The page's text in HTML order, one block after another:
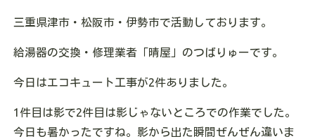
三重県津市・松阪市・伊勢市で活動しております。
給湯器の交換・修理業者「晴屋」のつばりゅーです。
今日はエコキュート工事が2件ありました。
1件目は影で2件目は影じゃないところでの作業でした。
今日も暑かったですね。影から出た瞬間ぜんぜん違いま